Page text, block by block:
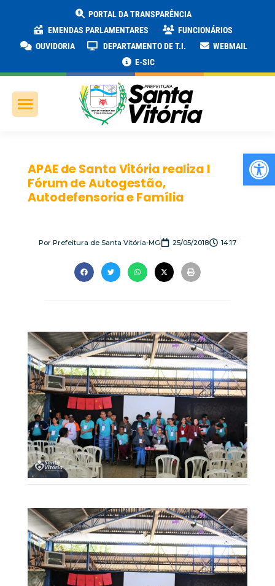
PORTAL DA TRANSPARÊNCIA
EMENDAS PARLAMENTARES
FUNCIONÁRIOS
OUVIDORIA
DEPARTAMENTO DE T.I.
WEBMAIL
E-SIC
APAE de Santa Vitória realiza I
Fórum de Autogestão,
Autodefensoria e Família
Por Prefeitura de Santa Vitória-MG 25/05/2018 14:17